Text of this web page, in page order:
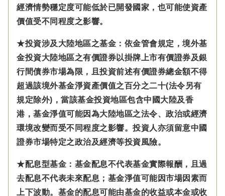
經濟情勢穩定度可能低於已開發國家，也可能使資產
價值受不同程度之影響。
★投資涉及大陸地區之基金： 依金管會規定， 境外基
金投資大陸地區之有價證券以掛牌上市有價證券及銀
行間債券市場為限，且投資前述有價證券總金額不得
超過該境外基金淨資產價值之百分之二十(法令另有
規定除外)， 當該基金投資地區包含中國大陸及香
港，基金淨值可能因為大陸地區之法令、政治或經濟
環境改變而受不同程度之影響。 投資人亦須留意中國
證券市場特定之政治及經濟等投資風險。
★配息型基金：基金配息不代表基金實際報酬，且過
去配息不代表未來配息；基金淨值可能因市場因素而
上下波動。基金的配息可能由基金的收益或本金或收